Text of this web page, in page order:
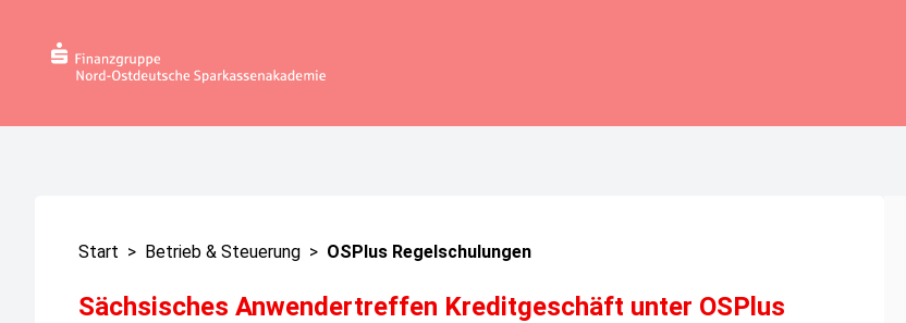
Start > Betrieb & Steuerung > OSPlus Regelschulungen
Sächsisches Anwendertreffen Kreditgeschäft unter OSPlus